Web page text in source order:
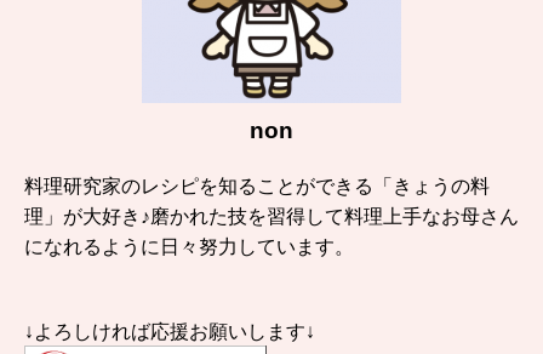
non
料理研究家のレシピを知ることができる「きょうの料
理」が大好き♪磨かれた技を習得して料理上手なお母さん
になれるように日々努力しています。
↓よろしければ応援お願いします↓